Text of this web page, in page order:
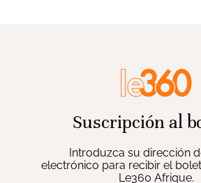
Suscripción al
Introduzca su dirección
electrónico para recibir el
Le360 Afrique.